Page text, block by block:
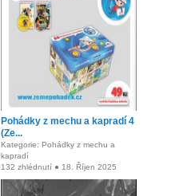
Pohádky z mechu a kapradí 4
(Ze...
Kategorie: Pohádky z mechu a
kapradí
132 zhlédnutí ● 18. Říjen 2025